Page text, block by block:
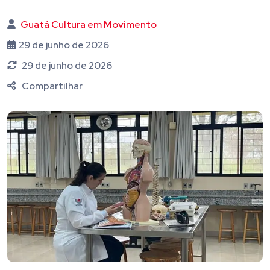
Guatá Cultura em Movimento
29 de junho de 2026
29 de junho de 2026
Compartilhar